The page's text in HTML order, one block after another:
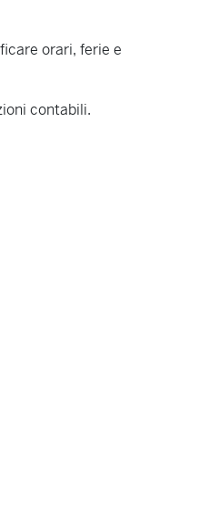
orari, ferie e
contabili.